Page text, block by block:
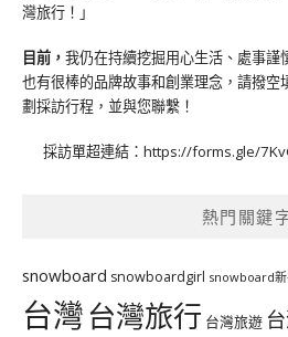
灣旅行！」
目前， 我仍在持續挖掘用心生活、處事謹
也有很棒的品牌故事和創業理念，請撥空
劃採訪行程，並與您聯繫！
採訪單超連結： https://forms.gle/
熱門關鍵
snowboard snowboardgirl snowboard
台灣台灣旅行 台灣旅遊